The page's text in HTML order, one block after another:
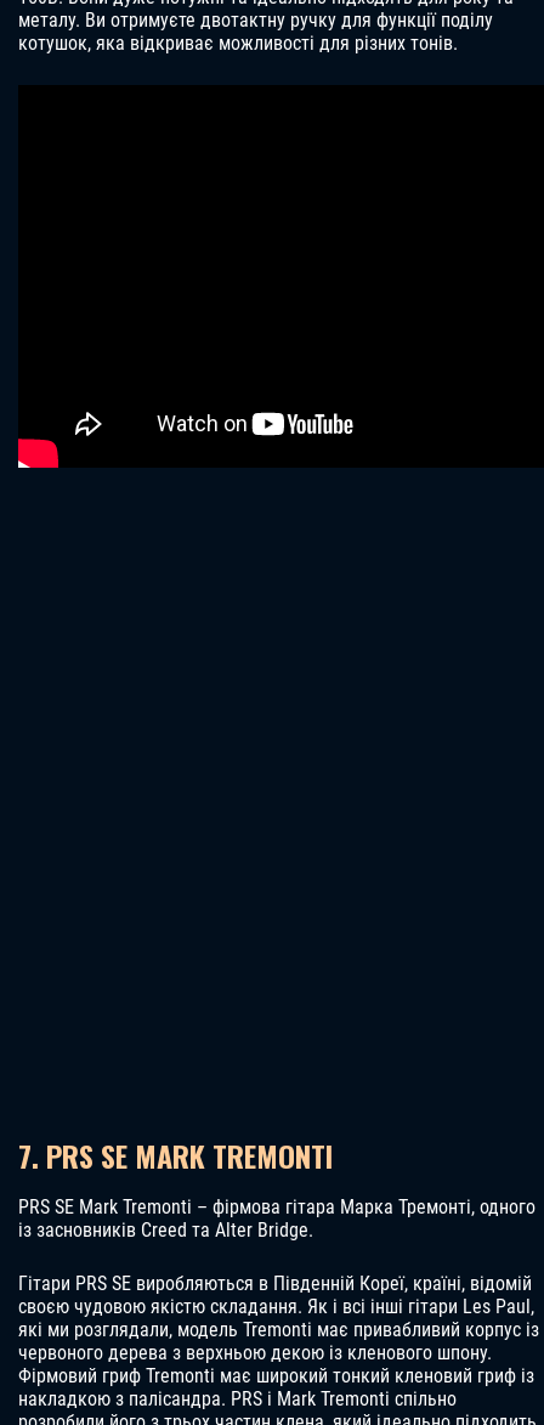
металу. Ви отримуєте двотактну ручку для функції поділу
котушок, яка відкриває можливості для різних тонів.
7. PRS SE MARK TREMONTI
PRS SE Mark Tremonti – фірмова гітара Марка Тремонті, одного
із засновників Creed та Alter Bridge.
Гітари PRS SE виробляються в Південній Кореї, країні, відомій
своєю чудовою якістю складання. Як і всі інші гітари Les Paul,
які ми розглядали, модель Tremonti має привабливий корпус із
червоного дерева з верхньою декою із кленового шпону.
Фірмовий гриф Tremonti має широкий тонкий кленовий гриф із
накладкою з палісандра. PRS і Mark Tremonti спільно